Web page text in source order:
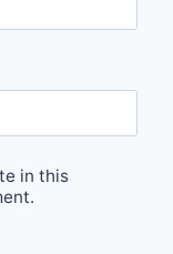
in this